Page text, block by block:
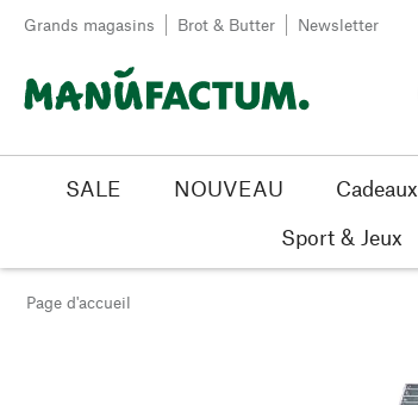
Passer au contenu
Grands magasins Brot & Butter Newsletter
SALE NOUVEAU Cadeaux
Sport & Jeux
Page d'accueil